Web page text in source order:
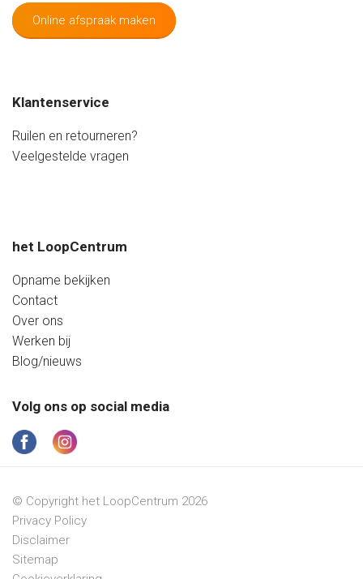
Online afspraak maken
Donderdag
09:20 - 17:20 uur
Vrijdag
09:20 - 20:00 uur
Zaterdag
08:40 - 17:20 uur
Klantenservice
Ruilen en retourneren?
Veelgestelde vragen
het LoopCentrum
Opname bekijken
Contact
Over ons
Werken bij
Blog/nieuws
Volg ons op social media
© Copyright het LoopCentrum 2026
Privacy Policy
Disclaimer
Sitemap